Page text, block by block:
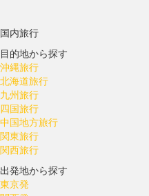
国内旅行
目的地から探す
沖縄旅行
北海道旅行
九州旅行
四国旅行
中国地方旅行
関東旅行
関西旅行
出発地から探す
東京発